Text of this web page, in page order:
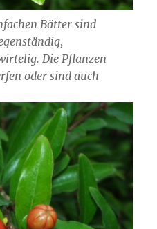
Bätter sind
Die Pflanzen
oder sind auch